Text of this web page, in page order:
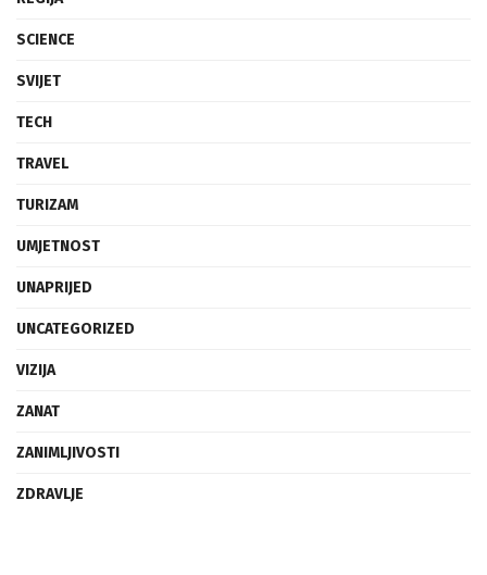
SCIENCE
SVIJET
TECH
TRAVEL
TURIZAM
UMJETNOST
UNAPRIJED
UNCATEGORIZED
VIZIJA
ZANAT
ZANIMLJIVOSTI
ZDRAVLJE